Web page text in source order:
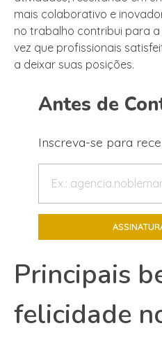
mais colaborativo e
no trabalho contribui para
vez que profissionais
a deixar suas posições.
Antes de
Inscreva-se para
Principais
felicidade